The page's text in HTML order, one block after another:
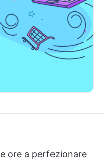
ore a perfezionare